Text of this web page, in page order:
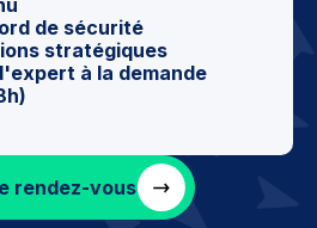
de sécurité
stratégiques
à la demande
rendez-vous